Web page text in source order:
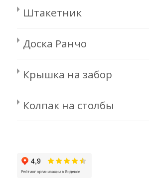
Штакетник
Доска Ранчо
Крышка на забор
Колпак на столбы